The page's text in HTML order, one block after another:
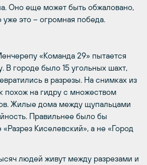
Оно еще может быть обжаловано,
уже это – огромная победа.
«Команда 29» пытается
В городе было 15 угольных шахт,
в разрезы. На снимках из
похож на гидру с множеством
Жилые дома между щупальцами
Правильнее было бы
«Разрез Киселевский», а не «Город
людей живут между разрезами и